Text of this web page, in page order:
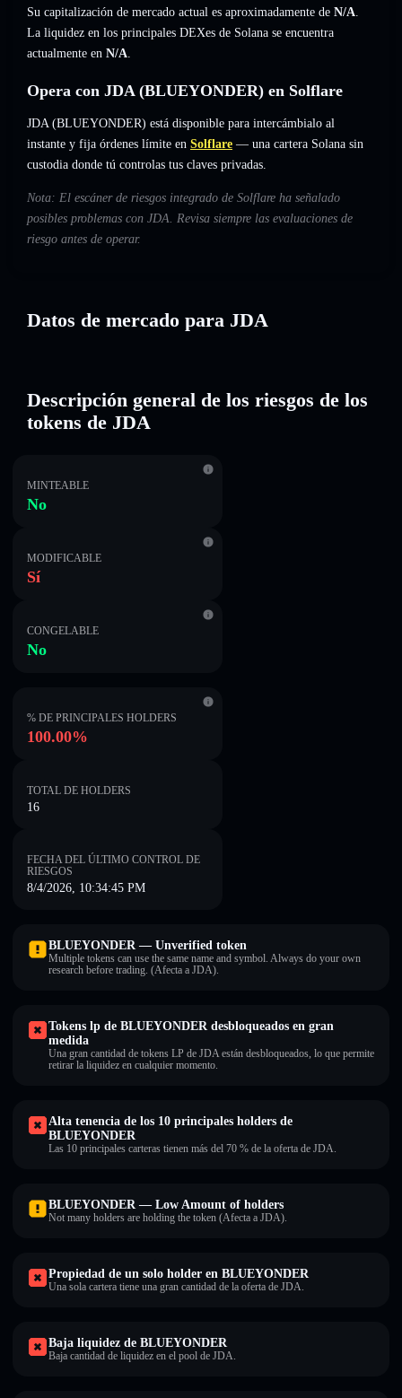
Su capitalización de mercado actual es aproximadamente de N/A.
La liquidez en los principales DEXes de Solana se encuentra
actualmente en N/A.
Opera con JDA (BLUEYONDER) en Solflare
JDA (BLUEYONDER) está disponible para intercámbialo al
instante y fija órdenes límite en Solflare — una cartera Solana sin
custodia donde tú controlas tus claves privadas.
Nota: El escáner de riesgos integrado de Solflare ha señalado
posibles problemas con JDA. Revisa siempre las evaluaciones de
riesgo antes de operar.
Datos de mercado para JDA
Descripción general de los riesgos de los
tokens de JDA
MINTEABLE
No
MODIFICABLE
Sí
CONGELABLE
No
% DE PRINCIPALES HOLDERS
100.00%
TOTAL DE HOLDERS
16
FECHA DEL ÚLTIMO CONTROL DE
RIESGOS
8/4/2026, 10:34:45 PM
BLUEYONDER — Unverified token
Multiple tokens can use the same name and symbol. Always do your own
research before trading. (Afecta a JDA).
Tokens lp de BLUEYONDER desbloqueados en gran
medida
Una gran cantidad de tokens LP de JDA están desbloqueados, lo que permite
retirar la liquidez en cualquier momento.
Alta tenencia de los 10 principales holders de
BLUEYONDER
Las 10 principales carteras tienen más del 70 % de la oferta de JDA.
BLUEYONDER — Low Amount of holders
Not many holders are holding the token (Afecta a JDA).
Propiedad de un solo holder en BLUEYONDER
Una sola cartera tiene una gran cantidad de la oferta de JDA.
Baja liquidez de BLUEYONDER
Baja cantidad de liquidez en el pool de JDA.